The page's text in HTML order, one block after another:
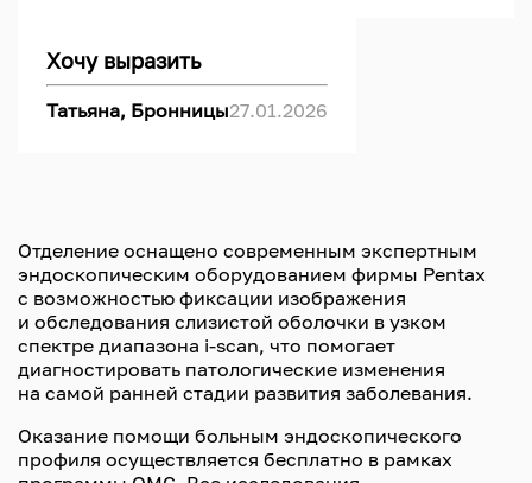
Хочу выразить
Татьяна, Бронницы27.01.2026
Отделение оснащено современным экспертным
эндоскопическим оборудованием фирмы Pentax
с возможностью фиксации изображения
и обследования слизистой оболочки в узком
спектре диапазона i-scan, что помогает
диагностировать патологические изменения
на самой ранней стадии развития заболевания.
Оказание помощи больным эндоскопического
профиля осуществляется бесплатно в рамках